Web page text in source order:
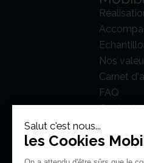
Nos
Carnet
FAQ
Contact
Salut c'est nous...
les Cookies